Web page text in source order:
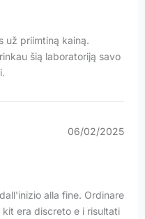
už priimtiną kainą.
šią laboratoriją savo
06/02/2025
alla fine. Ordinare
era discreto e i risultati